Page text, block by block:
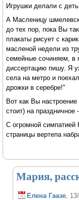
Игрушки делали с
А Масленицу
до тех пор, пока Вы
плакаты рисует с
масленой недели
семейные сочиняем,
диссертацию пишу. Я
села на метро и
дрожки в серебре!"
Вот как Вы
стоит) на праздничное
С огромной
страницы вертепа
Мария,
Елена Гаазе ,